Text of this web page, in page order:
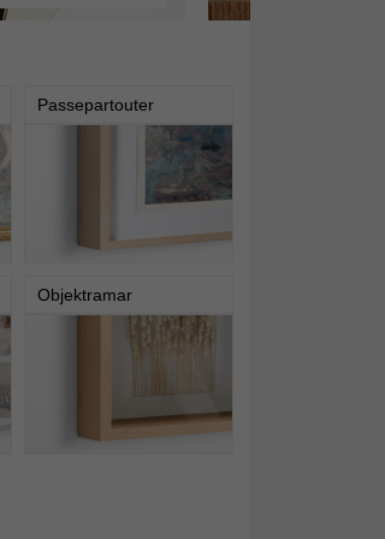
Passepartouter
Objektramar